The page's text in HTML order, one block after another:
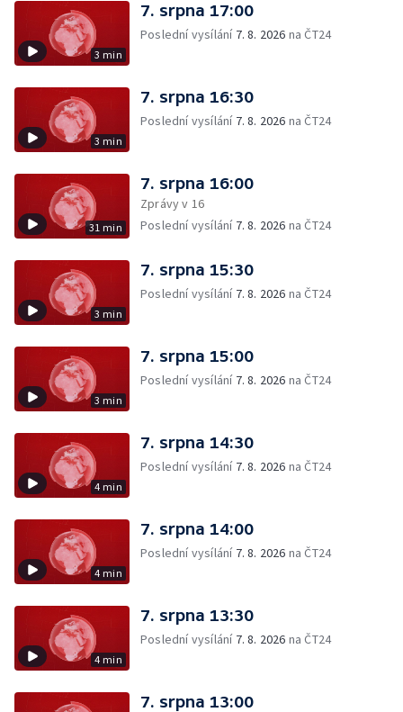
3 min
7. srpna 17:00
Poslední vysílání 7. 8. 2026 na ČT24
3 min
7. srpna 16:30
Poslední vysílání 7. 8. 2026 na ČT24
31 min
7. srpna 16:00
Zprávy v 16
Poslední vysílání 7. 8. 2026 na ČT24
3 min
7. srpna 15:30
Poslední vysílání 7. 8. 2026 na ČT24
3 min
7. srpna 15:00
Poslední vysílání 7. 8. 2026 na ČT24
4 min
7. srpna 14:30
Poslední vysílání 7. 8. 2026 na ČT24
4 min
7. srpna 14:00
Poslední vysílání 7. 8. 2026 na ČT24
4 min
7. srpna 13:30
Poslední vysílání 7. 8. 2026 na ČT24
7. srpna 13:00